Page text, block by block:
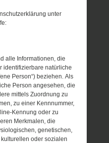
unter
alle Informationen, die
identifizierbare natürliche
Person“) beziehen. Als
Person angesehen, die
mittels Zuordnung zu
zu einer Kennnummer,
Kennung oder zu
Merkmalen, die
genetischen,
oder sozialen